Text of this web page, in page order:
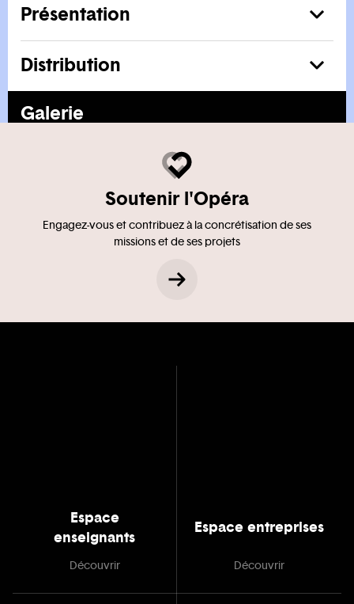
Présentation
Distribution
Galerie
Soutenir l'Opéra
Engagez-vous et contribuez à la concrétisation de ses
missions et de ses projets
Espace
enseignants
Découvrir
Espace entreprises
Découvrir